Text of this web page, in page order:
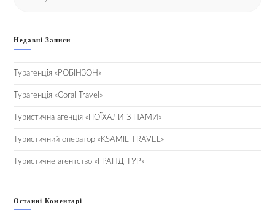
Недавні Записи
Турагенція «РОБІНЗОН»
Турагенція «Coral Travel»
Туристична агенція «ПОЇХАЛИ З НАМИ»
Туристичний оператор «KSAMIL TRAVEL»
Туристичне агентство «ГРАНД ТУР»
Останні Коментарі